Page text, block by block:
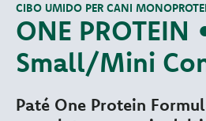
ONE
Small/Mini
CIBO UMIDO PER CANI
Paté One Protein